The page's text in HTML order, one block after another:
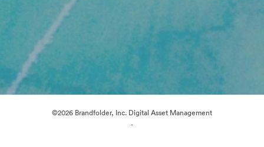
©2026 Brandfolder, Inc. Digital Asset Management
·